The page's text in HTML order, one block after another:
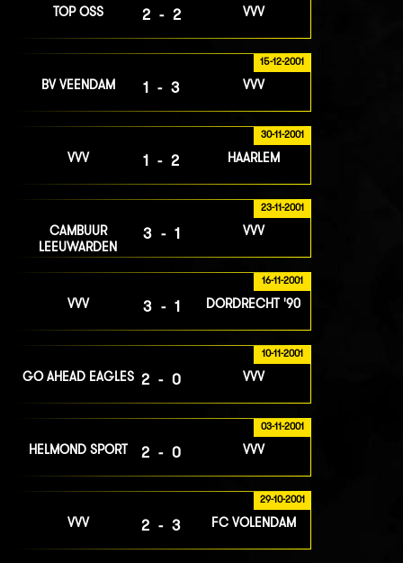
TOP OSS 2-2 VVV
15-12-2001
BV VEENDAM 1-3 VVV
30-11-2001
VVV 1-2 HAARLEM
23-11-2001
CAMBUUR
LEEUWARDEN
3-1 VVV
16-11-2001
VVV 3-1 DORDRECHT '90
10-11-2001
GO AHEAD EAGLES 2-0 VVV
03-11-2001
HELMOND SPORT 2-0 VVV
29-10-2001
VVV 2-3 FC VOLENDAM